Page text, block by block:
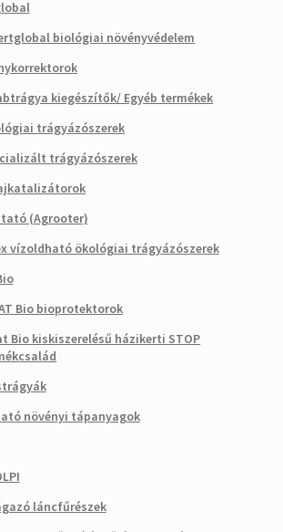
biológiai növényvédelem
kiegészítők/ Egyéb termékek
trágyázószerek
trágyázószerek
(Agrooter)
vízoldható ökológiai trágyázószerek
Bio bioprotektorok
Bio kiskiszerelésű házikerti STOP
növényi tápanyagok
láncfűrészek